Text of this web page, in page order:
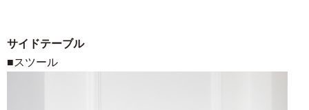
サイドテーブル
■スツール